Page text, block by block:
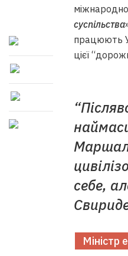
суспільства
працюють
цієї
себе,
Міністр